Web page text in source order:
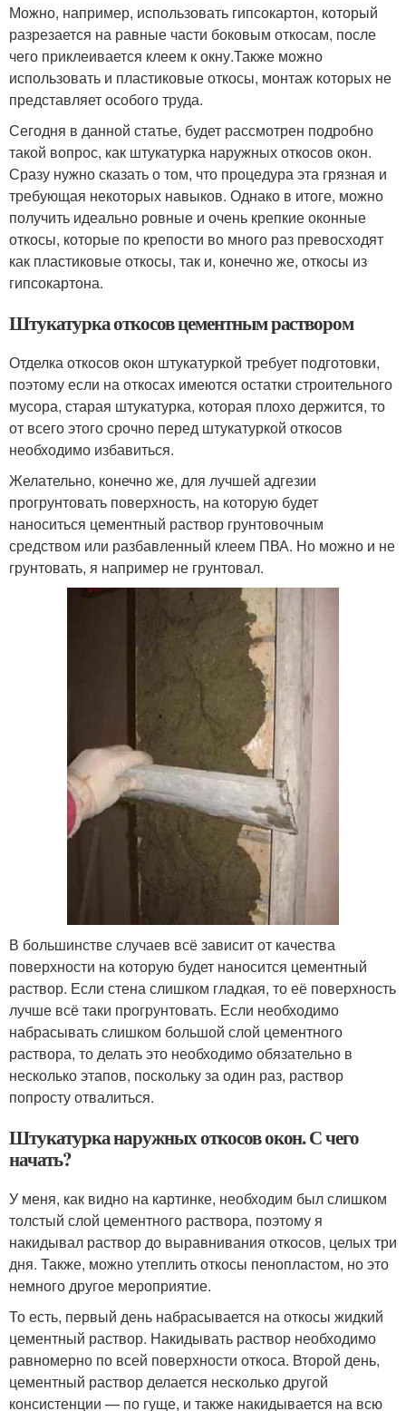
Можно, например, использовать гипсокартон, который
разрезается на равные части боковым откосам, после
чего приклеивается клеем к окну.Также можно
использовать и пластиковые откосы, монтаж которых не
представляет особого труда.
Сегодня в данной статье, будет рассмотрен подробно
такой вопрос, как штукатурка наружных откосов окон.
Сразу нужно сказать о том, что процедура эта грязная и
требующая некоторых навыков. Однако в итоге, можно
получить идеально ровные и очень крепкие оконные
откосы, которые по крепости во много раз превосходят
как пластиковые откосы, так и, конечно же, откосы из
гипсокартона.
Штукатурка откосов цементным раствором
Отделка откосов окон штукатуркой требует подготовки,
поэтому если на откосах имеются остатки строительного
мусора, старая штукатурка, которая плохо держится, то
от всего этого срочно перед штукатуркой откосов
необходимо избавиться.
Желательно, конечно же, для лучшей адгезии
прогрунтовать поверхность, на которую будет
наноситься цементный раствор грунтовочным
средством или разбавленный клеем ПВА. Но можно и не
грунтовать, я например не грунтовал.
В большинстве случаев всё зависит от качества
поверхности на которую будет наносится цементный
раствор. Если стена слишком гладкая, то её поверхность
лучше всё таки прогрунтовать. Если необходимо
набрасывать слишком большой слой цементного
раствора, то делать это необходимо обязательно в
несколько этапов, поскольку за один раз, раствор
попросту отвалиться.
Штукатурка наружных откосов окон. С чего
начать?
У меня, как видно на картинке, необходим был слишком
толстый слой цементного раствора, поэтому я
накидывал раствор до выравнивания откосов, целых три
дня. Также, можно утеплить откосы пенопластом, но это
немного другое мероприятие.
То есть, первый день набрасывается на откосы жидкий
цементный раствор. Накидывать раствор необходимо
равномерно по всей поверхности откоса. Второй день,
цементный раствор делается несколько другой
консистенции — по гуще, и также накидывается на всю